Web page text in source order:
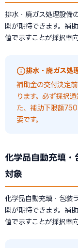
排水・廃ガス処理設備
開が期待できます。補
値で示すことが採択率
排水・廃ガス処
補助金の交付決定
ります。必ず採択
た、補助下限額
要です。
化学品自動充填・
対象
化学品自動充填・包装
開が期待できます。補
値で示すことが採択率